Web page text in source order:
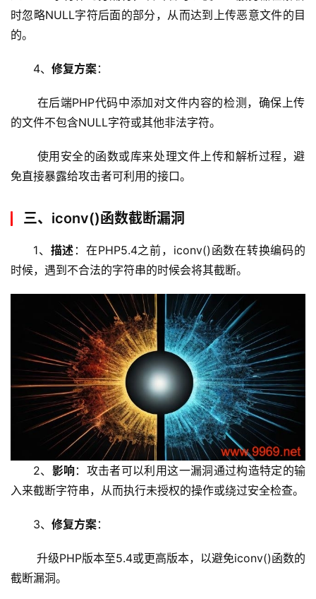
术
教
N
站
运
i
运
时忽略NULL字符后面的部分，从而达到上传恶意文件的目
的。
4、 修复方案：
的文件不包含NULL字符或其他非法字符。
免直接暴露给攻击者可利用的接口。
三、iconv()函数截断漏洞
1、 描述 ：在PHP5.4之前，iconv()函数在转换编码的
时候，遇到不合法的字符串的时候会将其截断。
2、 影响：攻击者可以利用这一漏洞通过构造特定的输
入来截断字符串，从而执行未授权的操作或绕过安全检查。
3、 修复方案：
截断漏洞。